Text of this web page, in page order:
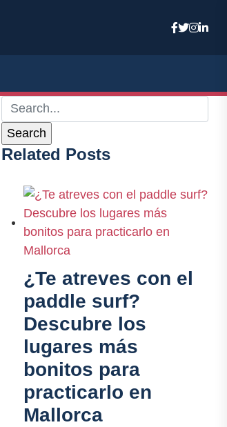
Related Posts
¿Te atreves con el
paddle surf?
Descubre los
lugares más
bonitos para
practicarlo en
Mallorca